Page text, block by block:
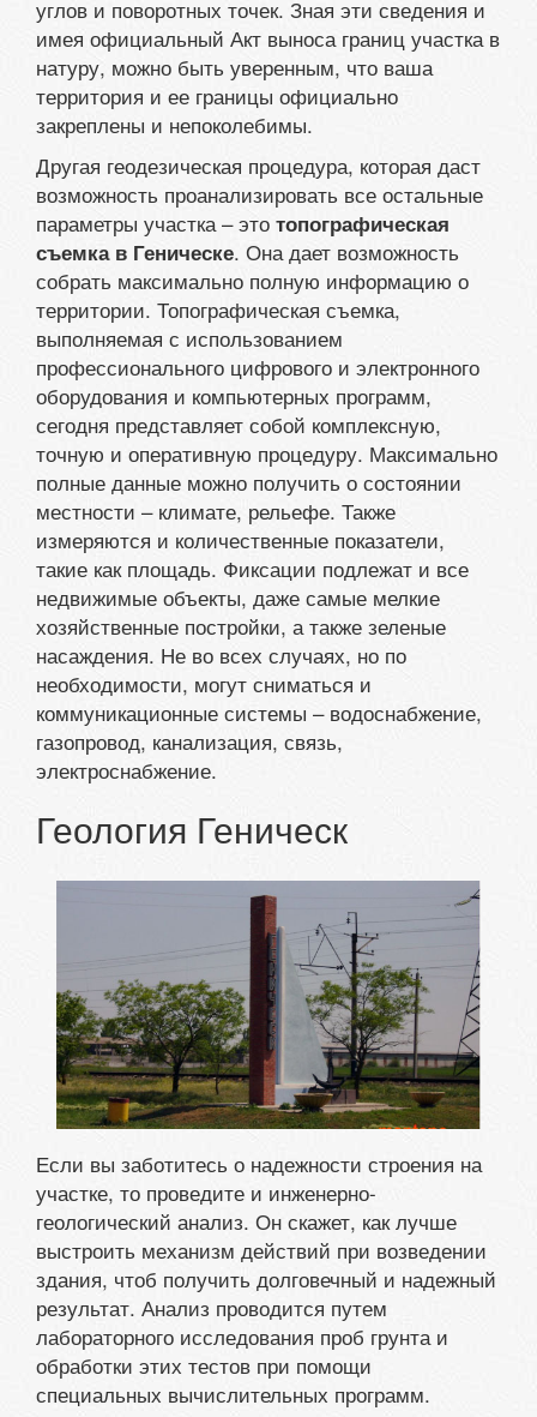
углов и поворотных точек. Зная эти сведения и
имея официальный Акт выноса границ участка в
натуру, можно быть уверенным, что ваша
территория и ее границы официально
закреплены и непоколебимы.
Другая геодезическая процедура, которая даст
возможность проанализировать все остальные
параметры участка – это топографическая
съемка в Геническе. Она дает возможность
собрать максимально полную информацию о
территории. Топографическая съемка,
выполняемая с использованием
профессионального цифрового и электронного
оборудования и компьютерных программ,
сегодня представляет собой комплексную,
точную и оперативную процедуру. Максимально
полные данные можно получить о состоянии
местности – климате, рельефе. Также
измеряются и количественные показатели,
такие как площадь. Фиксации подлежат и все
недвижимые объекты, даже самые мелкие
хозяйственные постройки, а также зеленые
насаждения. Не во всех случаях, но по
необходимости, могут сниматься и
коммуникационные системы – водоснабжение,
газопровод, канализация, связь,
электроснабжение.
Геология Геническ
Если вы заботитесь о надежности строения на
участке, то проведите и инженерно-
геологический анализ. Он скажет, как лучше
выстроить механизм действий при возведении
здания, чтоб получить долговечный и надежный
результат. Анализ проводится путем
лабораторного исследования проб грунта и
обработки этих тестов при помощи
специальных вычислительных программ.